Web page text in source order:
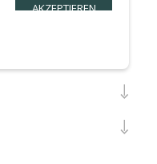
AKZEPTIEREN